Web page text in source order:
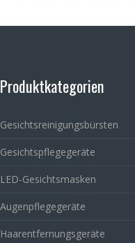
Produktkategorien
Gesichtsreinigungsbürsten
Gesichtspflegegeräte
LED-Gesichtsmasken
Augenpflegegeräte
Haarentfernungsgeräte